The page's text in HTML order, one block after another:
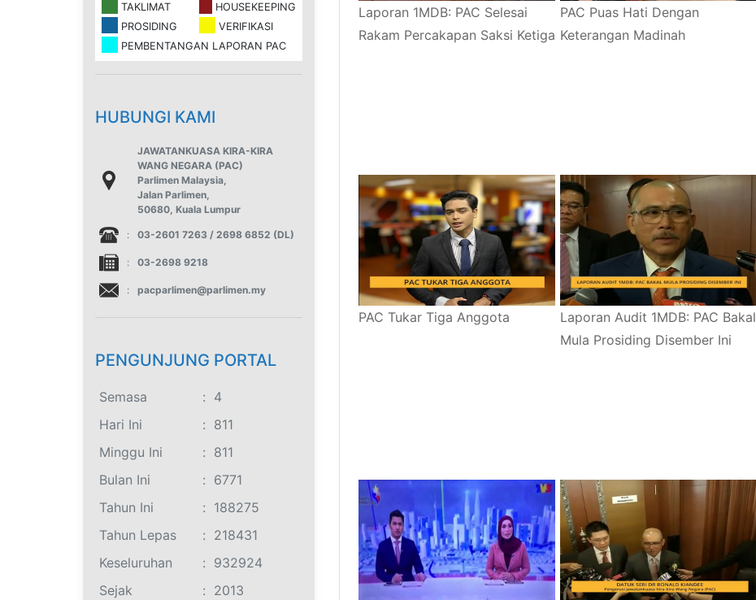
Laporan 1MDB: PAC Selesai
Rakam Percakapan Saksi Ketiga
PAC Puas Hati Dengan
Keterangan Madinah
PAC Tukar Tiga Anggota
Laporan Audit 1MDB: PAC Bakal
Mula Prosiding Disember Ini
TAKLIMAT
HOUSEKEEPING
PROSIDING
VERIFIKASI
PEMBENTANGAN LAPORAN PAC
HUBUNGI KAMI
JAWATANKUASA KIRA-KIRA
WANG NEGARA (PAC)
Parlimen Malaysia,
Jalan Parlimen,
50680, Kuala Lumpur
: 03-2601 7263 / 2698 6852 (DL)
: 03-2698 9218
: pacparlimen@parlimen.my
PENGUNJUNG PORTAL
Semasa : 4
Hari Ini
: 811
Minggu Ini
: 811
Bulan Ini
: 6771
Tahun Ini
: 188275
Tahun Lepas
: 218431
Keseluruhan
: 932924
Sejak
: 2013